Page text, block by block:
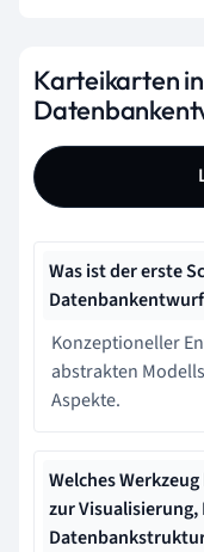
Karteikarten in
Was ist der erste
Konzeptioneller
abstrakten
Aspekte.
Welches
zur